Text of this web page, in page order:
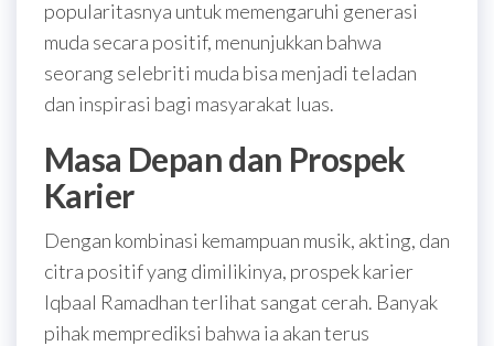
popularitasnya untuk memengaruhi generasi
muda secara positif, menunjukkan bahwa
seorang selebriti muda bisa menjadi teladan
dan inspirasi bagi masyarakat luas.
Masa Depan dan Prospek
Karier
Dengan kombinasi kemampuan musik, akting, dan
citra positif yang dimilikinya, prospek karier
Iqbaal Ramadhan terlihat sangat cerah. Banyak
pihak memprediksi bahwa ia akan terus